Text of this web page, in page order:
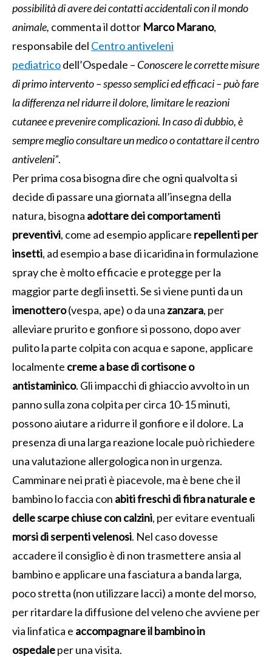
possibilità di avere dei contatti accidentali con il mondo
animale, commenta il dottor Marco Marano,
responsabile del Centro antiveleni
pediatricodell’Ospedale – Conoscere le corrette misure
di primo intervento – spesso semplici ed efficaci – può fare
la differenza nel ridurre il dolore, limitare le reazioni
cutanee e prevenire complicazioni. In caso di dubbio, è
sempre meglio consultare un medico o contattare il centro
antiveleni”.
Per prima cosa bisogna dire che ogni qualvolta si
decide di passare una giornata all’insegna della
natura, bisogna adottare dei comportamenti
preventivi, come ad esempio applicare repellentiper
insetti, ad esempio a base di icaridina in formulazione
spray che è molto efficacie e protegge per la
maggior parte degli insetti. Se si viene punti da un
imenottero(vespa, ape) o da unazanzara, per
alleviare prurito e gonfiore si possono, dopo aver
pulito la parte colpita con acqua e sapone, applicare
localmente creme a base di cortisone o
antistaminico. Gli impacchi di ghiaccio avvolto in un
panno sulla zona colpita per circa 10-15 minuti,
possono aiutare a ridurre il gonfiore e il dolore. La
presenza di una larga reazione locale può richiedere
una valutazione allergologica non in urgenza.
Camminare nei prati è piacevole, ma è bene che il
bambino lo faccia con abiti freschi di fibra naturale e
delle scarpe chiuse con calzini, per evitare eventuali
morsi di serpenti velenosi. Nel caso dovesse
accadere il consiglio è di non trasmettere ansia al
bambino e applicare una fasciatura a banda larga,
poco stretta (non utilizzare lacci) a monte del morso,
per ritardare la diffusione del veleno che avviene per
via linfatica e accompagnare il bambino in
ospedaleper una visita.